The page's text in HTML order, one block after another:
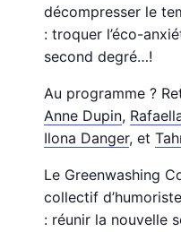
décompresser le
: troquer l’éco-
second degré…!
Au programme ?
Anne Dupin,
Ilona Danger, et
Le Greenwashing
collectif
: réunir la nouvelle